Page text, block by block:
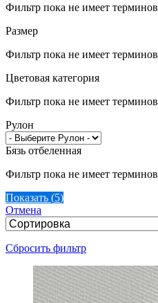
Фильтр пока не имеет терминов
Размер
Фильтр пока не имеет терминов
Цветовая категория
Фильтр пока не имеет терминов
Рулон
Бязь отбеленная
Фильтр пока не имеет терминов
Показать (5)
Отмена
Сбросить фильтр